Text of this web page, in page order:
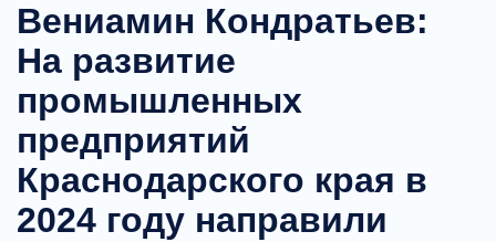
Вениамин Кондратьев:
На развитие
промышленных
предприятий
Краснодарского края в
2024 году направили